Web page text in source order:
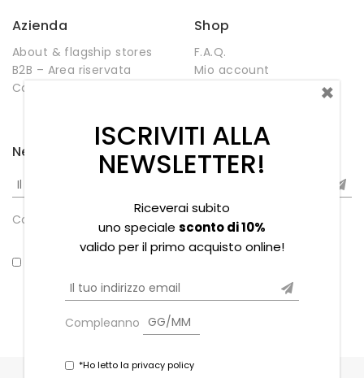
Azienda
About & flagship stores
B2B – Area riservata
Contatti
Shop
F.A.Q.
Mio account
Newsletter
Compleanno
ISCRIVITI ALLA
NEWSLETTER!
Riceverai subito
uno speciale sconto di 10%
valido per il primo acquisto online!
Compleanno
*Ho letto la privacy policy
×